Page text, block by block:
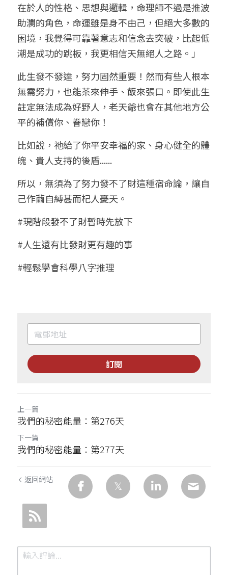
在於人的性格、思想與邏輯，命理師不過是推波
助瀾的角色，命運雖是身不由己，但絕大多數的
困境，我覺得可靠著意志和信念去突破，比起低
潮是成功的跳板，我更相信天無絕人之路。」
此生發不發達，努力固然重要！然而有些人根本
無需努力，也能茶來伸手、飯來張口。即使此生
註定無法成為好野人，老天爺也會在其他地方公
平的補償你、眷戀你！
比如說，祂給了你平安幸福的家、身心健全的體
魄、貴人支持的後盾......
所以，無須為了努力發不了財這種宿命論，讓自
己作繭自縛甚而杞人憂天。
#現階段發不了財暫時先放下
#人生還有比發財更有趣的事
#輕鬆學會科學八字推理
訂閱
上一篇
我們的秘密能量：第276天
下一篇
我們的秘密能量：第277天
返回網站